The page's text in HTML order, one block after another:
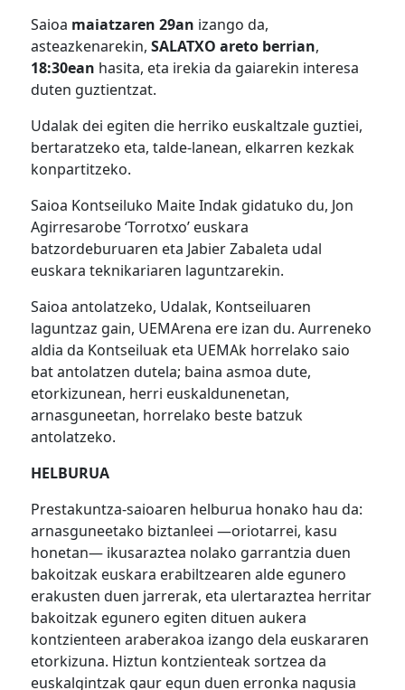
Saioa maiatzaren 29an izango da,
asteazkenarekin,SALATXO areto berrian,
18:30ean hasita, eta irekia da gaiarekin interesa
duten guztientzat.
Udalak dei egiten die herriko euskaltzale guztiei,
bertaratzeko eta, talde-lanean, elkarren kezkak
konpartitzeko.
Saioa Kontseiluko Maite Indak gidatuko du, Jon
Agirresarobe ‘Torrotxo’ euskara
batzordeburuaren eta Jabier Zabaleta udal
euskara teknikariaren laguntzarekin.
Saioa antolatzeko, Udalak, Kontseiluaren
laguntzaz gain, UEMArena ere izan du. Aurreneko
aldia da Kontseiluak eta UEMAk horrelako saio
bat antolatzen dutela; baina asmoa dute,
etorkizunean, herri euskaldunenetan,
arnasguneetan, horrelako beste batzuk
antolatzeko.
HELBURUA
Prestakuntza-saioaren helburua honako hau da:
arnasguneetako biztanleei —oriotarrei, kasu
honetan— ikusaraztea nolako garrantzia duen
bakoitzak euskara erabiltzearen alde egunero
erakusten duen jarrerak, eta ulertaraztea herritar
bakoitzak egunero egiten dituen aukera
kontzienteen araberakoa izango dela euskararen
etorkizuna. Hiztun kontzienteak sortzea da
euskalgintzak gaur egun duen erronka nagusia